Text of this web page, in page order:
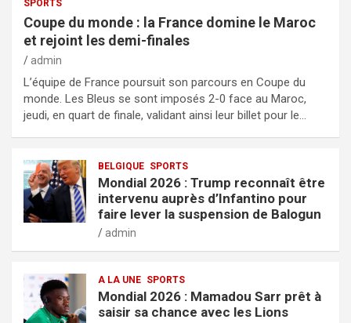
SPORTS
Coupe du monde : la France domine le Maroc
et rejoint les demi-finales
admin
L’équipe de France poursuit son parcours en Coupe du
monde. Les Bleus se sont imposés 2-0 face au Maroc,
jeudi, en quart de finale, validant ainsi leur billet pour le…
BELGIQUE SPORTS
Mondial 2026 : Trump reconnaît être
intervenu auprès d’Infantino pour
faire lever la suspension de Balogun
admin
A LA UNE SPORTS
Mondial 2026 : Mamadou Sarr prêt à
saisir sa chance avec les Lions